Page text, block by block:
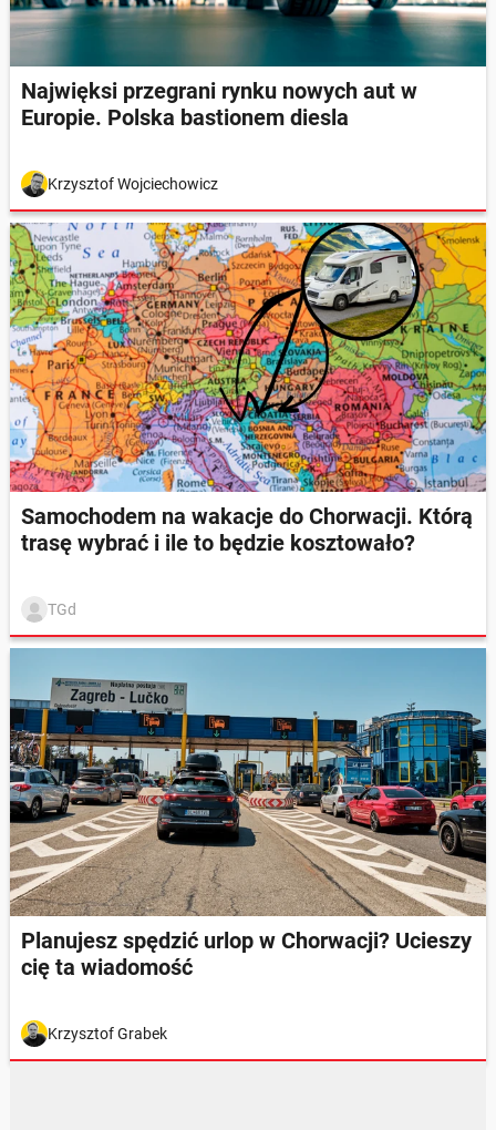
Najwięksi przegrani rynku nowych aut w
Europie. Polska bastionem diesla
Krzysztof Wojciechowicz
Samochodem na wakacje do Chorwacji. Którą
trasę wybrać i ile to będzie kosztowało?
TGd
Planujesz spędzić urlop w Chorwacji? Ucieszy
cię ta wiadomość
Krzysztof Grabek